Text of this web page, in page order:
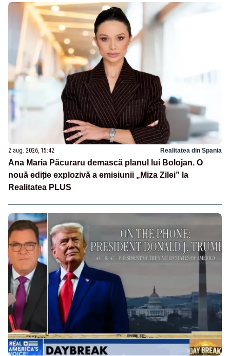
2 aug. 2026, 15:42 Realitatea din Spania
Ana Maria Păcuraru demască planul lui Bolojan. O
nouă ediție explozivă a emisiunii „Miza Zilei” la
Realitatea PLUS